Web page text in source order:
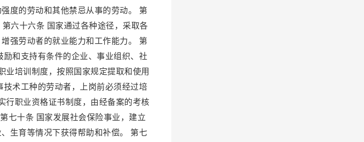
度的劳动和其他禁忌从事的劳动。 第
六十六条 国家通过各种途径，采取各
强劳动者的就业能力和工作能力。 第
和支持有条件的企业、事业组织、社
业培训制度，按照国家规定提取和使用
术工种的劳动者，上岗前必须经过培
行职业资格证书制度，由经备案的考核
七十条 国家发展社会保险事业，建立
生育等情况下获得帮助和补偿。 第七